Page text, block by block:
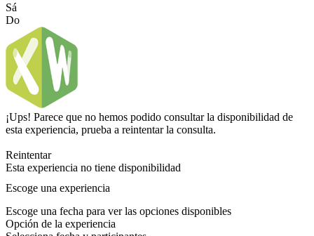
Sá
Do
¡Ups! Parece que no hemos podido consultar la disponibilidad de
esta experiencia, prueba a reintentar la consulta.
Reintentar
Esta experiencia no tiene disponibilidad
Escoge una experiencia
Escoge una fecha para ver las opciones disponibles
Opción de la experiencia